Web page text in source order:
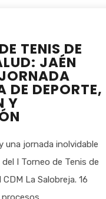
TENIS DE
JAÉN
DE DEPORTE,
Y
una jornada inolvidable
I Torneo de Tenis de
La Salobreja. 16